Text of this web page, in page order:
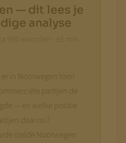
— dit lees je
analyse
950 woorden · ±5 min
in Noorwegen toen
partijen de
— en welke positie
daar nu?
stelde Noorwegen